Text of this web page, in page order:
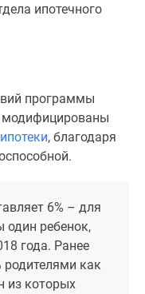
ипотечного
программы
модифицированы
, благодаря
6% – для
один ребенок,
года. Ранее
как
из которых